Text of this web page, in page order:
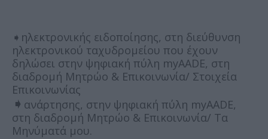
➧ηλεκτρονικής ειδοποίησης, στη διεύθυνση
ηλεκτρονικού ταχυδρομείου που έχουν
δηλώσει στην ψηφιακή πύλη myAADE, στη
διαδρομή Μητρώο & Επικοινωνία/ Στοιχεία
Επικοινωνίας
➧ ανάρτησης, στην ψηφιακή πύλη myAADE,
στη διαδρομή Μητρώο & Επικοινωνία/ Τα
Μηνύματά μου.